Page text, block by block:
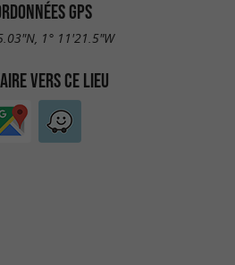
GPS
1° 11'21.5"W
VERS CE LIEU